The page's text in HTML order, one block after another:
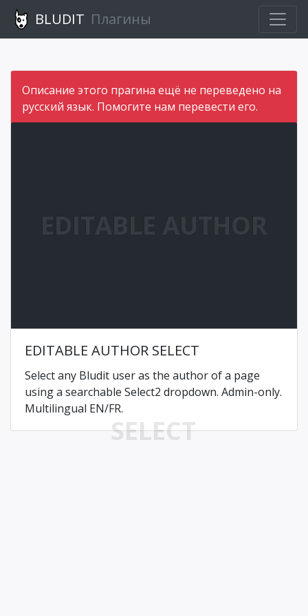
BLUDIT Плагины
Описание этого прагина ещё не переведено на
русский язык. Помогите нам перевести его.
EDITABLE AUTHOR
SELECT
EDITABLE AUTHOR SELECT
Select any Bludit user as the author of a page
using a searchable Select2 dropdown. Admin-only.
Multilingual EN/FR.